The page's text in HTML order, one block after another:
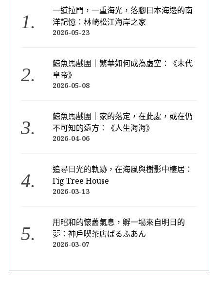
一道拉門，一重海光，落腳日本海邊的南
洋記憶：林崎松江海岸之家
2026-05-23
鯨魚馬戲團｜繁華如何成為虛空：《末代
皇帝》
2026-05-08
鯨魚馬戲團｜家的落定，在此處，或在仍
不可知的遠方：《人生海海》
2026-04-06
追尋日光的軌跡，在海風與樹影中棲居：
Fig Tree House
2026-03-13
用昭和的懷舊氣息，孵一場來自明日的
夢：神戶喫茶店ぱるふあん
2026-03-07